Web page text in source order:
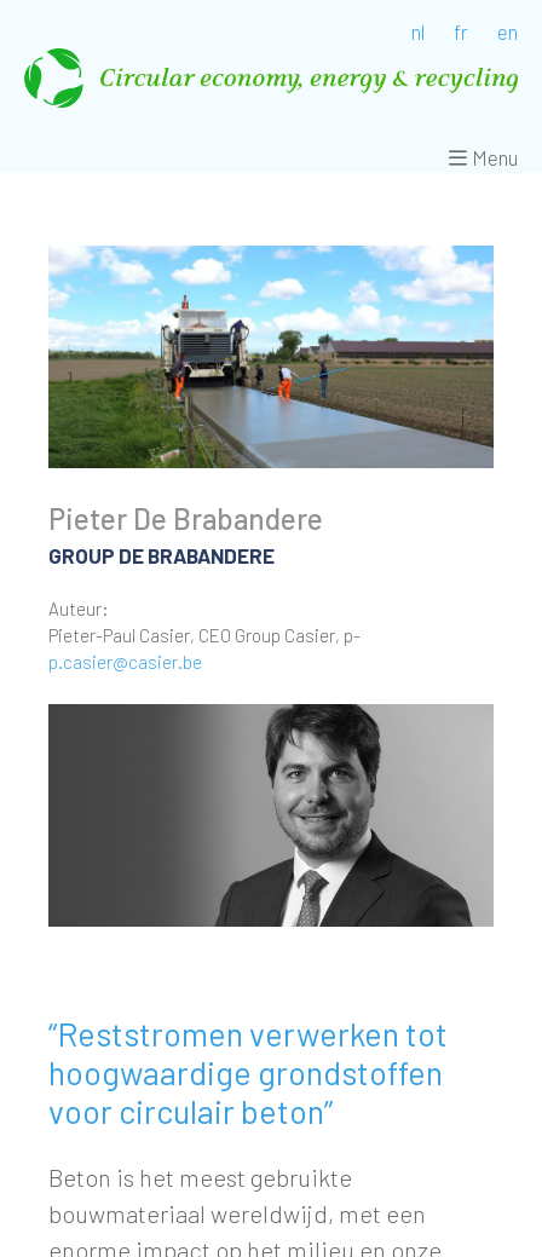
nl fr en
Menu
Pieter De Brabandere
GROUP DE BRABANDERE
Auteur:
Pieter-Paul Casier, CEO Group Casier, p-
p.casier@casier.be
“Reststromen verwerken tot
hoogwaardige grondstoffen
voor circulair beton”
Beton is het meest gebruikte
bouwmateriaal wereldwijd, met een
enorme impact op het milieu en onze